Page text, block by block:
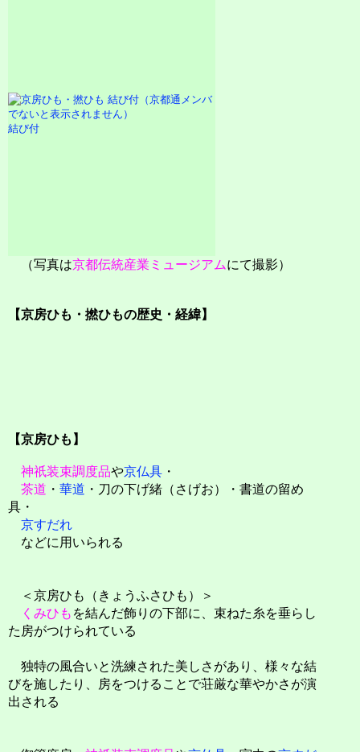
結び付
（写真は京都伝統産業ミュージアムにて撮影）
【京房ひも・撚ひもの歴史・経緯】
【京房ひも】
神祇装束調度品や京仏具 ・
茶道 ・ 華道 ・刀の下げ緒（さげお）・書道の留め
具・
京すだれ
などに用いられる
＜京房ひも（きょうふさひも）＞
くみひも を結んだ飾りの下部に、束ねた糸を垂らし
た房がつけられている
独特の風合いと洗練された美しさがあり、様々な結
びを施したり、房をつけることで荘厳な華やかさが演
出される